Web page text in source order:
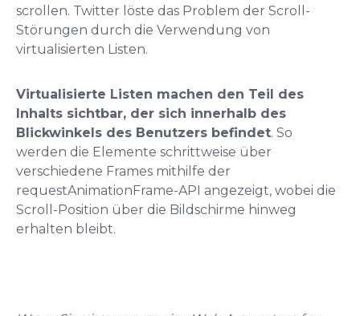
scrollen. Twitter löste das Problem der Scroll-
Störungen durch die Verwendung von
virtualisierten Listen.
Virtualisierte Listen machen den Teil des
Inhalts sichtbar, der sich innerhalb des
Blickwinkels des Benutzers befindet. So
werden die Elemente schrittweise über
verschiedene Frames mithilfe der
requestAnimationFrame-API angezeigt, wobei die
Scroll-Position über die Bildschirme hinweg
erhalten bleibt.